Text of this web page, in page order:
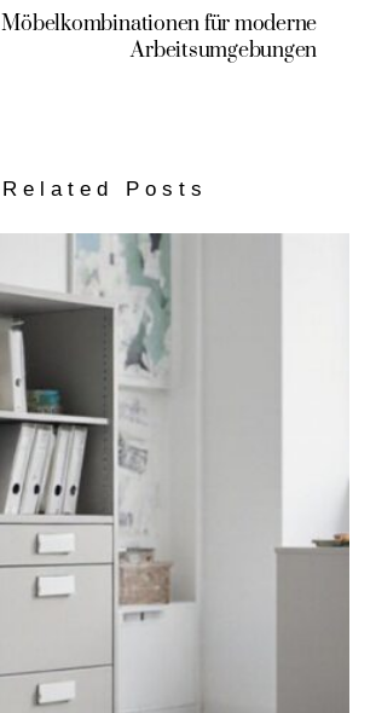
Möbelkombinationen für moderne
Arbeitsumgebungen
Related Posts